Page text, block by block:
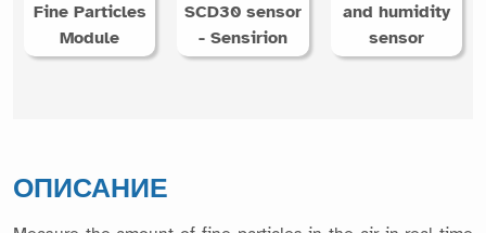
Fine Particles
Module
SCD30 sensor
- Sensirion
and humidity
sensor
ОПИСАНИЕ